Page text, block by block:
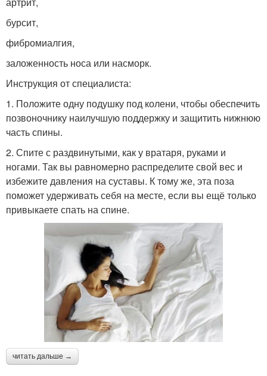
бурсит,
фибромиалгия,
заложенность носа или насморк.
Инструкция от специалиста:
1. Положите одну подушку под колени, чтобы обеспечить
позвоночнику наилучшую поддержку и защитить нижнюю
часть спины.
2. Спите с раздвинутыми, как у вратаря, руками и
ногами. Так вы равномерно распределите свой вес и
избежите давления на суставы. К тому же, эта поза
поможет удерживать себя на месте, если вы ещё только
привыкаете спать на спине.
читать дальше →